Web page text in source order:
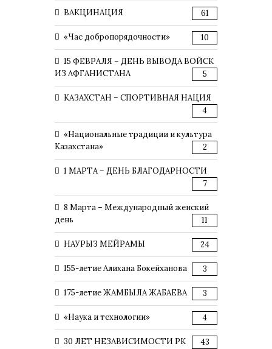
ВАКЦИНАЦИЯ 61
«Час добропорядочности» 10
15 ФЕВРАЛЯ – ДЕНЬ ВЫВОДА ВОЙСК
ИЗ АФГАНИСТАНА
5
КАЗАХСТАН – СПОРТИВНАЯ НАЦИЯ
4
«Национальные традиции и культура
Казахстана»
2
1 МАРТА – ДЕНЬ БЛАГОДАРНОСТИ
7
8 Марта – Международный женский
день
11
НАУРЫЗ МЕЙРАМЫ 24
155-летие Алихана Бокейханова 3
175-летие ЖАМБЫЛА ЖАБАЕВА 3
«Наука и технологии» 4
30 ЛЕТ НЕЗАВИСИМОСТИ РК 43